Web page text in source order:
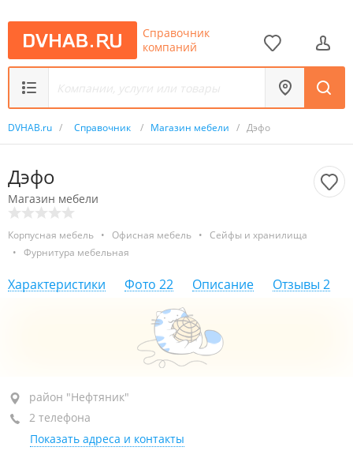
Справочник
компаний
DVHAB.ru / Справочник / Магазин мебели / Дэфо
Дэфо
Магазин мебели
Корпусная мебель • Офисная мебель •
Сейфы и хранилища
• Фурнитура мебельная
Характеристики Фото 22 Описание Отзывы 2
район "Нефтяник", ул. Джамбула, 78
+7 (4212) 47-62-62
+7 (4212) 92-92-17
район "Нефтяник"
2 телефона
Показать адреса и контакты